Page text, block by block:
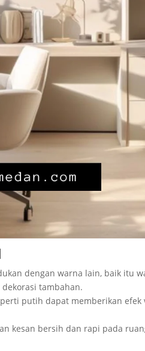
dengan warna lain, baik itu
tambahan.
putih dapat memberikan efek
kesan bersih dan rapi pada